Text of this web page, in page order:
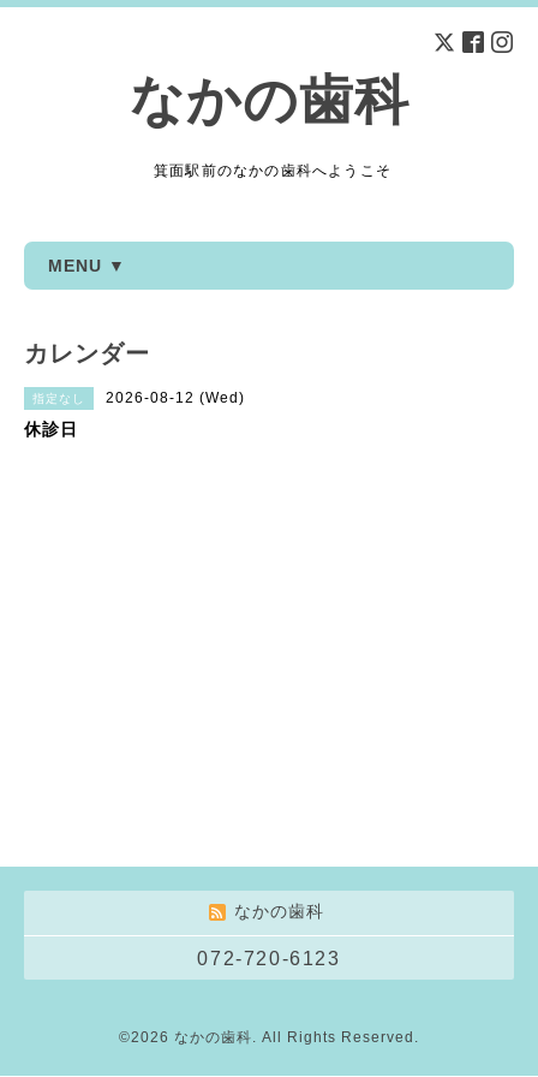
なかの歯科
箕面駅前のなかの歯科へようこそ
MENU ▼
カレンダー
指定なし 2026-08-12 (Wed)
休診日
なかの歯科
072-720-6123
©2026 なかの歯科. All Rights Reserved.